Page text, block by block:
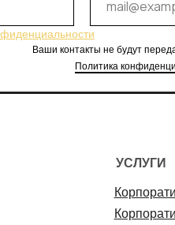
Ваши контакты не будут
Политика
УСЛУГИ